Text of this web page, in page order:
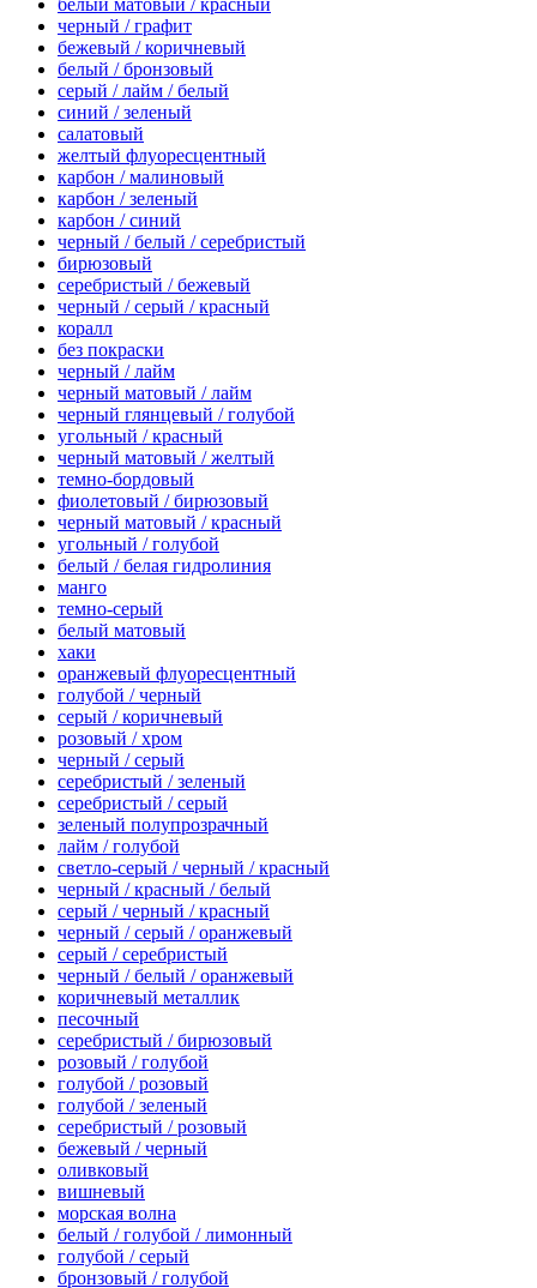
черный / графит
бежевый / коричневый
белый / бронзовый
серый / лайм / белый
синий / зеленый
салатовый
желтый флуоресцентный
карбон / малиновый
карбон / зеленый
карбон / синий
черный / белый / серебристый
бирюзовый
серебристый / бежевый
черный / серый / красный
коралл
без покраски
черный / лайм
черный матовый / лайм
черный глянцевый / голубой
угольный / красный
черный матовый / желтый
темно-бордовый
фиолетовый / бирюзовый
черный матовый / красный
угольный / голубой
белый / белая гидролиния
манго
темно-серый
белый матовый
хаки
оранжевый флуоресцентный
голубой / черный
серый / коричневый
розовый / хром
черный / серый
серебристый / зеленый
серебристый / серый
зеленый полупрозрачный
лайм / голубой
светло-серый / черный / красный
черный / красный / белый
серый / черный / красный
черный / серый / оранжевый
серый / серебристый
черный / белый / оранжевый
коричневый металлик
песочный
серебристый / бирюзовый
розовый / голубой
голубой / розовый
голубой / зеленый
серебристый / розовый
бежевый / черный
оливковый
вишневый
морская волна
белый / голубой / лимонный
голубой / серый
бронзовый / голубой